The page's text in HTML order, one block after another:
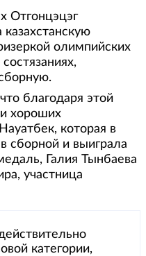
Отгонцэцэг
олимпийских
благодаря этой
хороших
которая в
сборной и выиграла
Галия Тынбаева
участница
категории,